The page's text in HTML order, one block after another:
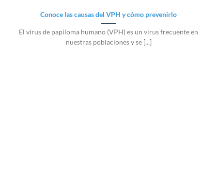
Conoce las causas del VPH y cómo prevenirlo
El virus de papiloma humano (VPH) es un virus frecuente en
nuestras poblaciones y se [...]